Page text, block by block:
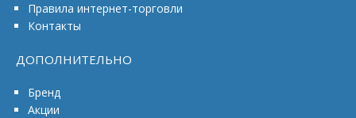
Правила интернет-торговли
Контакты
ДОПОЛНИТЕЛЬНО
Бренд
Акции